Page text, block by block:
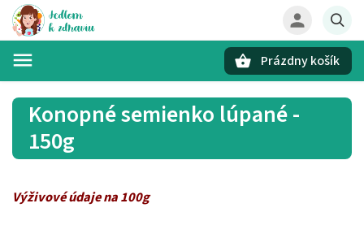
Prázdny košík
Konopné semienko lúpané -
150g
Výživové údaje na 100g